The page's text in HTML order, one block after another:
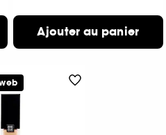
Ajouter au panier